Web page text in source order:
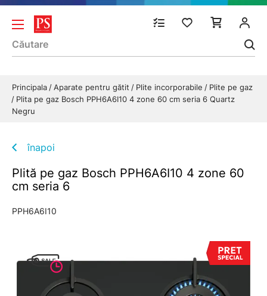
Principala Aparate pentru gătit Plite incorporabile
Plite pe gaz
Plita pe gaz Bosch PPH6A6I10 4 zone 60 cm seria 6 Quartz
Negru
înapoi
Plită pe gaz Bosch PPH6A6I10 4 zone 60
cm seria 6
PPH6A6I10